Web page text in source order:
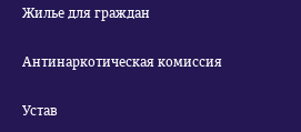
Жилье для граждан
Антинаркотическая комиссия
Устав